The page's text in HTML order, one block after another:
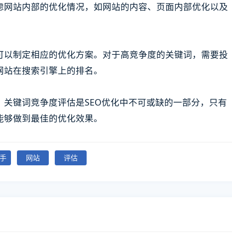
站内部的优化情况，如网站的内容、页面内部优化以及
制定相应的优化方案。对于高竞争度的关键词，需要投
在搜索引擎上的排名。
键词竞争度评估是SEO优化中不可或缺的一部分，只有
做到最佳的优化效果。
网站 评估